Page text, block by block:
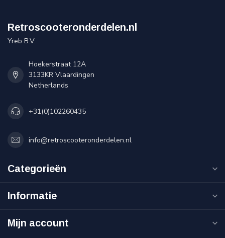
Retroscooteronderdelen.nl
Yreb B.V.
Hoekerstraat 12A
3133KR Vlaardingen
Netherlands
+31(0)102260435
info@retroscooteronderdelen.nl
Categorieën
Informatie
Mijn account